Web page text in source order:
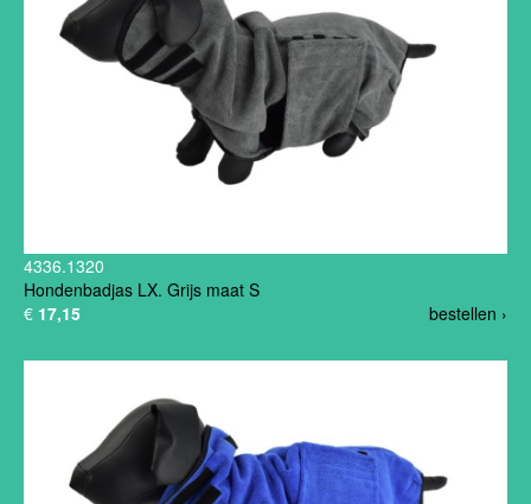
4336.1320
Hondenbadjas LX. Grijs maat S
bestellen ›
€ 17,15